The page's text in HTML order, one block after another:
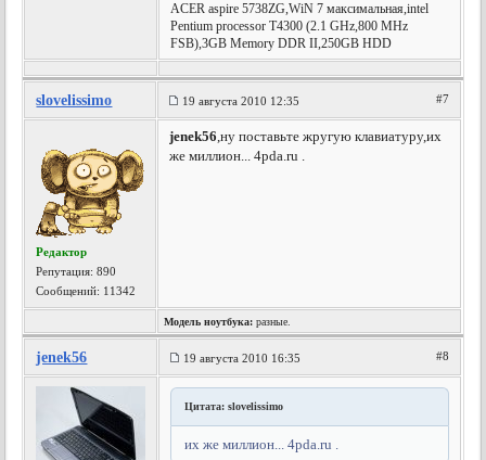
AСER aspire 5738ZG,WiN 7 максимальная,intel
Pentium processor T4300 (2.1 GHz,800 MHz
FSB),3GB Memory DDR II,250GB HDD
slovelissimo 19 августа 2010 12:35 #7
Редактор
Репутация:890
Сообщений: 11342
jenek56,ну поставьте жругую клавиатуру,их
же миллион... 4pda.ru .
Модель ноутбука: разные.
jenek56 19 августа 2010 16:35 #8
Цитата: slovelissimo
их же миллион... 4pda.ru .